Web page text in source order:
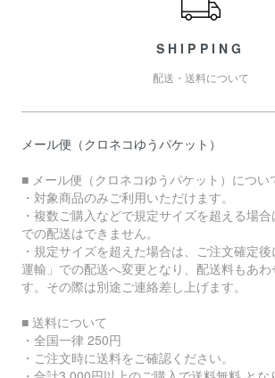
SHIPPING
配送・送料について
メール便（クロネコゆうパケット）
■ メール便（クロネコゆうパケット）につい
・対象商品のみご利用いただけます。
・複数ご購入などで規定サイズを超える場
での配送はできません。
・規定サイズを超えた場合は、ご注文確定
運輸」での配送へ変更となり、配送料もあわ
す。その際は別途ご連絡差し上げます。
■ 送料について
・全国一律 250円
・ご注文時に送料をご確認ください。